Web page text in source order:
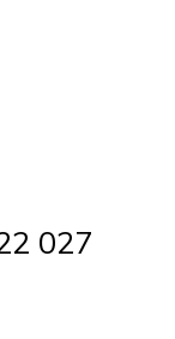
027